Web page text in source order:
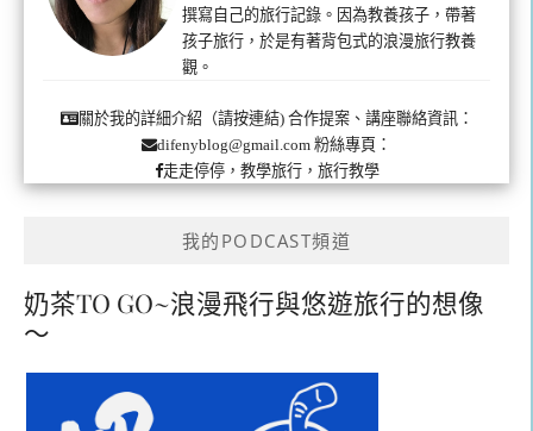
撰寫自己的旅行記錄。因為教養孩子，帶著
孩子旅行，於是有著背包式的浪漫旅行教養
觀。
關於我的詳細介紹（請按連結)合作提案、講座聯絡資訊：
difenyblog@gmail.com 粉絲專頁：
走走停停，教學旅行，旅行教學
我的PODCAST頻道
奶茶TO GO~浪漫飛行與悠遊旅行的想像
～